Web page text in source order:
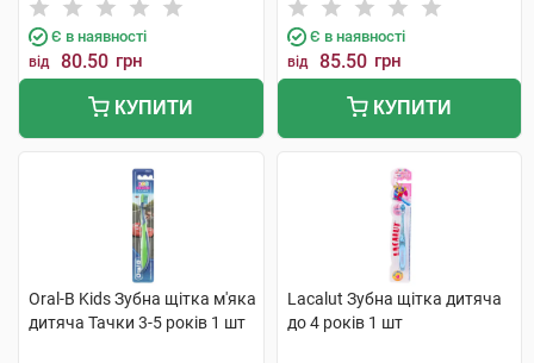
Є в наявності
від 80.50 грн
КУПИТИ
Є в наявності
від 85.50 грн
КУПИТИ
Oral-B Kids Зубна щітка м'яка
дитяча Тачки 3-5 років 1 шт
Lacalut Зубна щітка дитяча
до 4 років 1 шт